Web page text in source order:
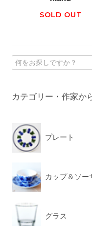
SOLD OUT
カテゴリー・作家か
プレート
カップ＆ソー
グラス